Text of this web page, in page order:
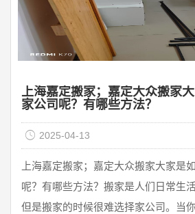
上海嘉定搬家；嘉定大众搬家
家公司呢？有哪些方法？
2025-04-13
上海嘉定搬家；嘉定大众搬家大家是
呢？有哪些方法？搬家是人们日常生
但是搬家的时候很难选择家公司。当